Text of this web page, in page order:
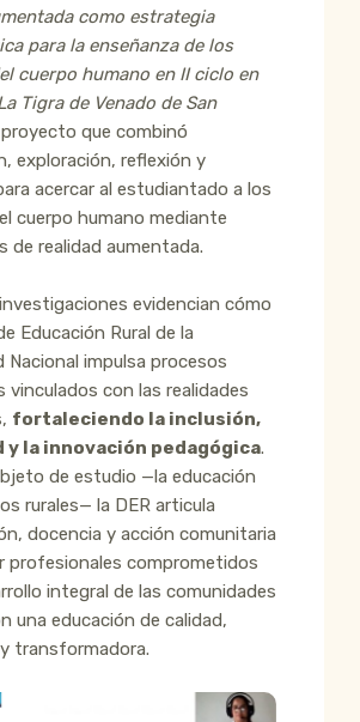
como estrategia
para la enseñanza de los
cuerpo humano en II ciclo en
Tigra de Venado de San
proyecto que combinó
exploración, reflexión y
acercar al estudiantado a los
cuerpo humano mediante
de realidad aumentada.
evidencian cómo
Educación Rural de la
Nacional impulsa procesos
vinculados con las realidades
fortaleciendo la inclusión,
y la innovación pedagógica.
de estudio —la educación
rurales— la DER articula
docencia y acción comunitaria
profesionales comprometidos
integral de las comunidades
una educación de calidad,
transformadora.